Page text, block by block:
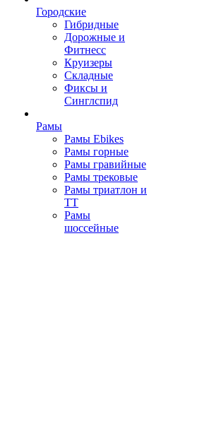
Городские
Гибридные
Дорожные и
Фитнесс
Круизеры
Складные
Фиксы и
Синглспид
Рамы
Рамы Ebikes
Рамы горные
Рамы гравийные
Рамы трековые
Рамы триатлон и
ТТ
Рамы
шоссейные